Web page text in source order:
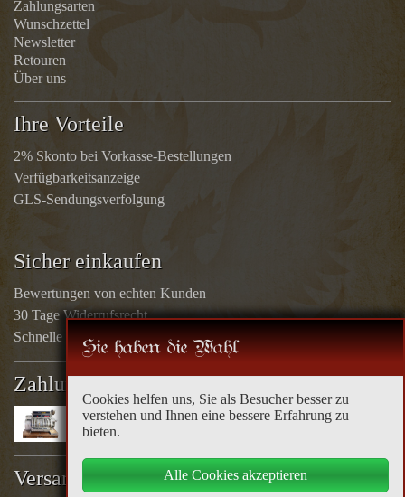
Zahlungsarten
Wunschzettel
Newsletter
Retouren
Über uns
Ihre Vorteile
2% Skonto bei Vorkasse-Bestellungen
Verfügbarkeitsanzeige
GLS-Sendungsverfolgung
Sicher einkaufen
Bewertungen von echten Kunden
30 Tage Widerrufsrecht
Schnelle Rücküberweisungen
Zahlungsarten
Versandoptionen
Sie haben die Wahl
Cookies helfen uns, Sie als Besucher besser zu
verstehen und Ihnen eine bessere Erfahrung zu
bieten.
Alle Cookies akzeptieren